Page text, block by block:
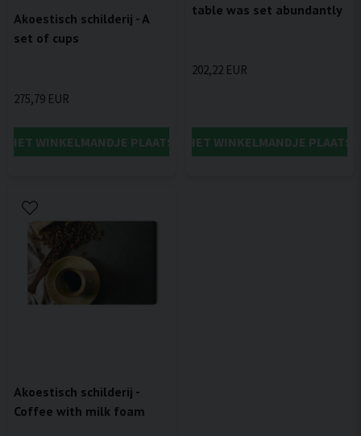
Akoestisch schilderij - A
set of cups
275,79 EUR
HET WINKELMANDJE PLAATSEN
table was set abundantly
202,22 EUR
IN HET WINKELMANDJE
Akoestisch schilderij -
Coffee with milk foam